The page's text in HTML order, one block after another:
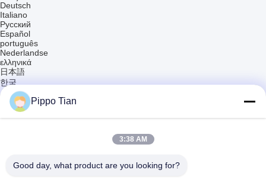
Deutsch
Italiano
Русский
Español
português
Nederlandse
ελληνικά
日本語
한국
العربية
हिन्दी
Türkçe
فارسی
Pippo Tian
3:38 AM
Good day, what product are you looking for?